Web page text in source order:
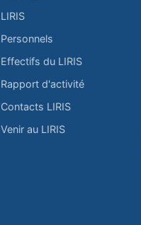
LIRIS
Personnels
Effectifs du LIRIS
Rapport d'activité
Contacts LIRIS
Venir au LIRIS